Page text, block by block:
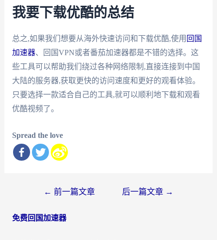
我要下载优酷的总结
总之,如果我们想要从海外快速访问和下载优酷,使用 回国
加速器、回国VPN或者番茄加速器都是不错的选择。这
些工具可以帮助我们绕过各种网络限制,直接连接到中国
大陆的服务器,获取更快的访问速度和更好的观看体验。
只要选择一款适合自己的工具,就可以顺利地下载和观看
优酷视频了。
Spread the love
导
← 前一篇文章 后一篇文章 →
免费回国加速器